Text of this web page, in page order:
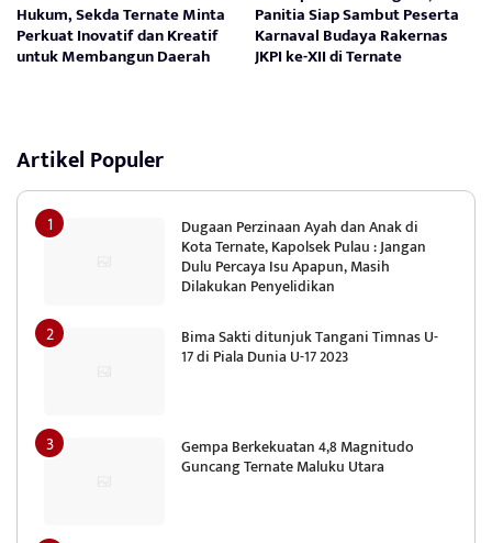
Hukum, Sekda Ternate Minta
Perkuat Inovatif dan Kreatif
untuk Membangun Daerah
Panitia Siap Sambut Peserta
Karnaval Budaya Rakernas
JKPI ke-XII di Ternate
Artikel Populer
Dugaan Perzinaan Ayah dan Anak di
Kota Ternate, Kapolsek Pulau : Jangan
Dulu Percaya Isu Apapun, Masih
Dilakukan Penyelidikan
Bima Sakti ditunjuk Tangani Timnas U-
17 di Piala Dunia U-17 2023
Gempa Berkekuatan 4,8 Magnitudo
Guncang Ternate Maluku Utara